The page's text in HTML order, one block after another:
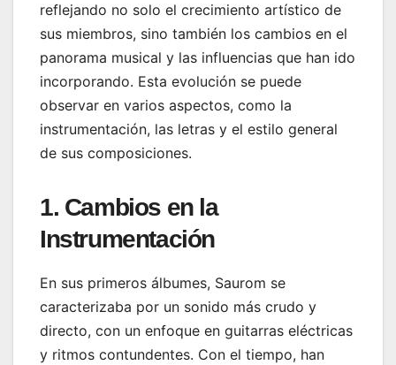
reflejando no solo el crecimiento artístico de
sus miembros, sino también los cambios en el
panorama musical y las influencias que han ido
incorporando. Esta evolución se puede
observar en varios aspectos, como la
instrumentación, las letras y el estilo general
de sus composiciones.
1. Cambios en la
Instrumentación
En sus primeros álbumes, Saurom se
caracterizaba por un sonido más crudo y
directo, con un enfoque en guitarras eléctricas
y ritmos contundentes. Con el tiempo, han